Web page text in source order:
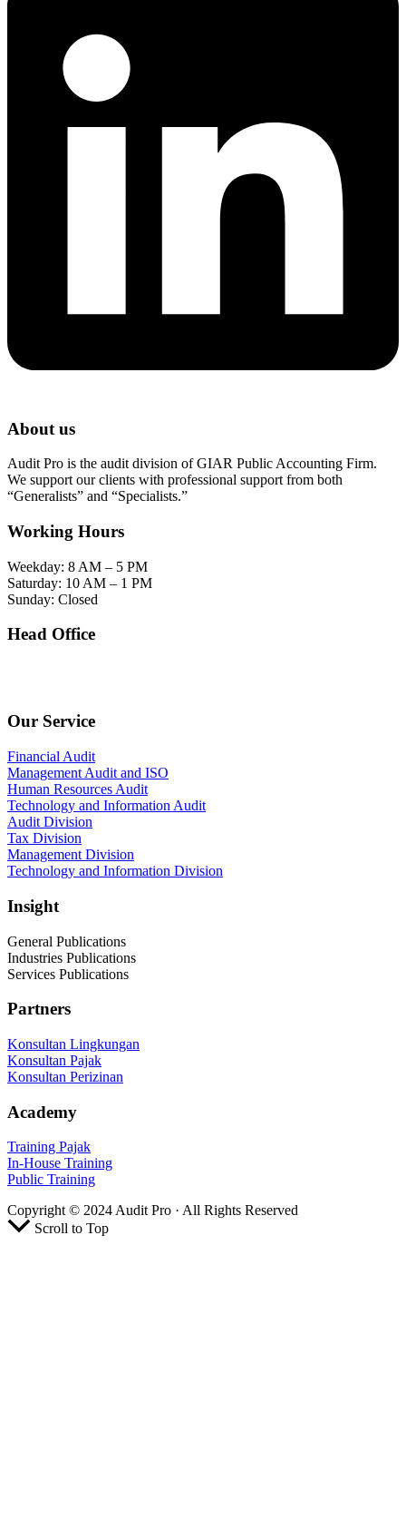
About us
Audit Pro is the audit division of GIAR Public Accounting Firm.
We support our clients with professional support from both
“Generalists” and “Specialists.”
Working Hours
Weekday: 8 AM – 5 PM
Saturday: 10 AM – 1 PM
Sunday: Closed
Head Office
Our Service
Financial Audit
Management Audit and ISO
Human Resources Audit
Technology and Information Audit
Audit Division
Tax Division
Management Division
Technology and Information Division
Insight
General Publications
Industries Publications
Services Publications
Partners
Konsultan Lingkungan
Konsultan Pajak
Konsultan Perizinan
Academy
Training Pajak
In-House Training
Public Training
Copyright © 2024 Audit Pro · All Rights Reserved
Scroll to Top